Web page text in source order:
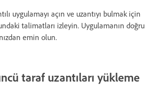
uygulamayı açın ve uzantıyı bulmak için
talimatları izleyin. Uygulamanın doğru
emin olun.
taraf uzantıları yükleme